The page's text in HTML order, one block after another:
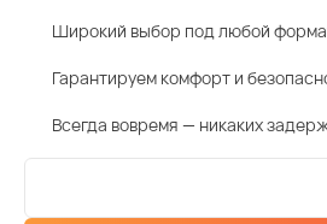
Широкий выбор под любой
Гарантируем комфорт и
Всегда вовремя — никаких